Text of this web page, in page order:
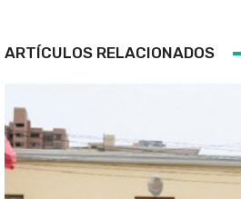
ARTÍCULOS RELACIONADOS